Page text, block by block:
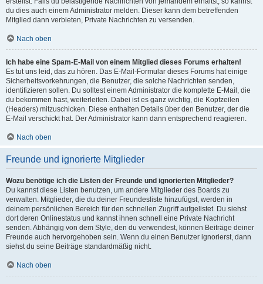
du dies auch einem Administrator melden. Dieser kann dem betreffenden
Mitglied dann verbieten, Private Nachrichten zu versenden.
Nach oben
Ich habe eine Spam-E-Mail von einem Mitglied dieses Forums erhalten!
Es tut uns leid, das zu hören. Das E-Mail-Formular dieses Forums hat einige
Sicherheitsvorkehrungen, die Benutzer, die solche Nachrichten senden,
identifizieren sollen. Du solltest einem Administrator die komplette E-Mail, die
du bekommen hast, weiterleiten. Dabei ist es ganz wichtig, die Kopfzeilen
(Headers) mitzuschicken. Diese enthalten Details über den Benutzer, der die
E-Mail verschickt hat. Der Administrator kann dann entsprechend reagieren.
Nach oben
Freunde und ignorierte Mitglieder
Wozu benötige ich die Listen der Freunde und ignorierten Mitglieder?
Du kannst diese Listen benutzen, um andere Mitglieder des Boards zu
verwalten. Mitglieder, die du deiner Freundesliste hinzufügst, werden in
deinem persönlichen Bereich für den schnellen Zugriff aufgelistet. Du siehst
dort deren Onlinestatus und kannst ihnen schnell eine Private Nachricht
senden. Abhängig von dem Style, den du verwendest, können Beiträge deiner
Freunde auch hervorgehoben sein. Wenn du einen Benutzer ignorierst, dann
siehst du seine Beiträge standardmäßig nicht.
Nach oben